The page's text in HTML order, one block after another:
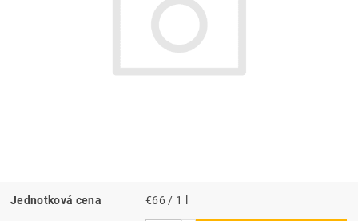
Jednotková cena €66 / 1 l